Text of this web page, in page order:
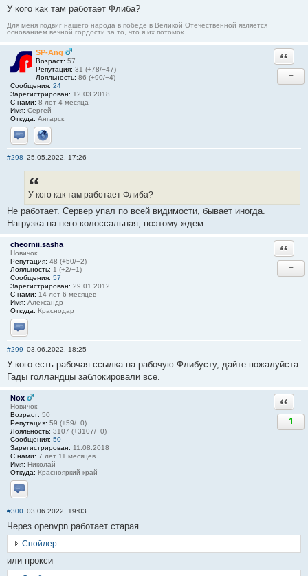
У кого как там работает Флиба?
Для меня подвиг нашего народа в победе в Великой Отечественной является
основанием вечной гордости за то, что я их потомок.
SP-Ang
Возраст: 57
Репутация: 31 (+78/−47)
Лояльность: 86 (+90/−4)
Сообщения: 24
Зарегистрирован: 12.03.2018
С нами: 8 лет 4 месяца
Имя: Сергей
Откуда: Ангарск
Отправить личное сообщение
Сайт
−
#298 25.05.2022, 17:26
У кого как там работает Флиба?
Не работает. Сервер упал по всей видимости, бывает иногда.
Нагрузка на него колоссальная, поэтому ждем.
cheornii.sasha
Новичок
Репутация: 48 (+50/−2)
Лояльность: 1 (+2/−1)
Сообщения: 57
Зарегистрирован: 29.01.2012
С нами: 14 лет 6 месяцев
Имя: Александр
Откуда: Краснодар
Отправить личное сообщение
−
#299 03.06.2022, 18:25
У кого есть рабочая ссылка на рабочую Флибусту, дайте пожалуйста.
Гады голландцы заблокировали все.
Nox
Новичок
Возраст: 50
Репутация: 59 (+59/−0)
Лояльность: 3107 (+3107/−0)
Сообщения: 50
Зарегистрирован: 11.08.2018
С нами: 7 лет 11 месяцев
Имя: Николай
Откуда: Краснояркий край
Отправить личное сообщение
1
#300 03.06.2022, 19:03
Через openvpn работает старая
Спойлер
или прокси